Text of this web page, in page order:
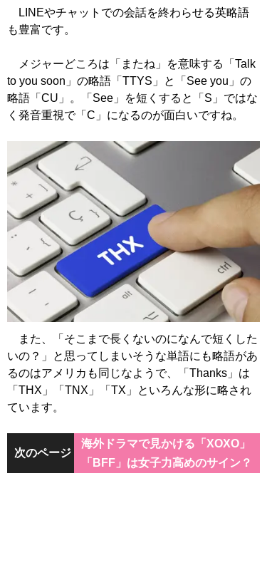
LINEやチャットでの会話を終わらせる英略語
も豊富です。
メジャーどころは「またね」を意味する「Talk
to you soon」の略語「TTYS」と「See you」の
略語「CU」。「See」を短くすると「S」ではな
く発音重視で「C」になるのが面白いですね。
また、「そこまで長くないのになんで短くした
いの？」と思ってしまいそうな単語にも略語があ
るのはアメリカも同じなようで、「Thanks」は
「THX」「TNX」「TX」といろんな形に略され
ています。
次のページ
海外ドラマで見かける「XOXO」
「BFF」は女子力高めのサイン？